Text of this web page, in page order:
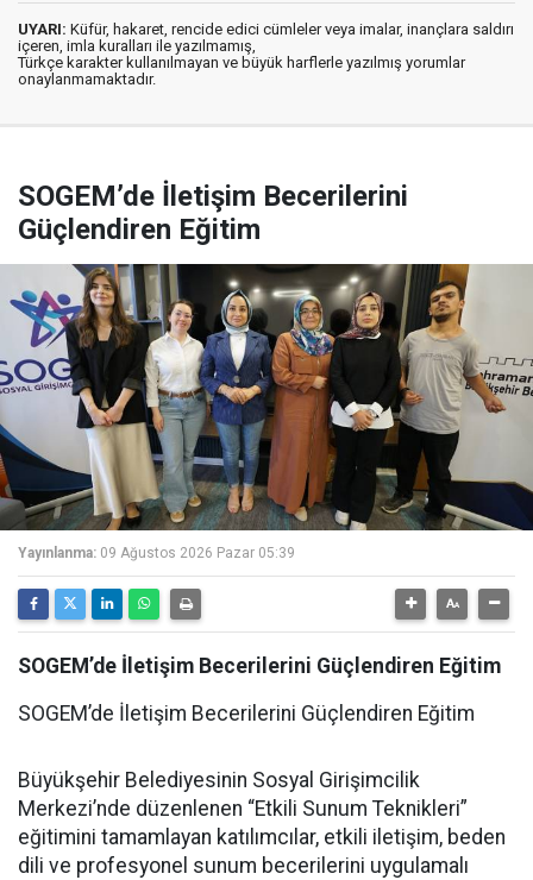
UYARI: Küfür, hakaret, rencide edici cümleler veya imalar, inançlara saldırı
içeren, imla kuralları ile yazılmamış,
Türkçe karakter kullanılmayan ve büyük harflerle yazılmış yorumlar
onaylanmamaktadır.
SOGEM’de İletişim Becerilerini
Güçlendiren Eğitim
Yayınlanma: 09 Ağustos 2026 Pazar 05:39
SOGEM’de İletişim Becerilerini Güçlendiren Eğitim
SOGEM’de İletişim Becerilerini Güçlendiren Eğitim
Büyükşehir Belediyesinin Sosyal Girişimcilik
Merkezi’nde düzenlenen “Etkili Sunum Teknikleri”
eğitimini tamamlayan katılımcılar, etkili iletişim, beden
dili ve profesyonel sunum becerilerini uygulamalı